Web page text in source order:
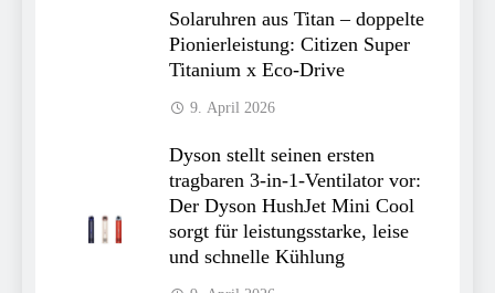
Solaruhren aus Titan – doppelte
Pionierleistung: Citizen Super
Titanium x Eco-Drive
9. April 2026
Dyson stellt seinen ersten
tragbaren 3-in-1-Ventilator vor:
Der Dyson HushJet Mini Cool
sorgt für leistungsstarke, leise
und schnelle Kühlung